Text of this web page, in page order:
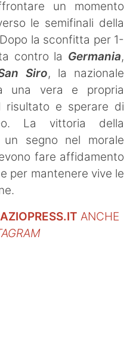
un momento
le semifinali della
la sconfitta per 1-
contro la Germania,
Siro, la nazionale
una vera e propria
risultato e sperare di
La vittoria della
segno nel morale
fare affidamento
per mantenere vive le
ANCHE